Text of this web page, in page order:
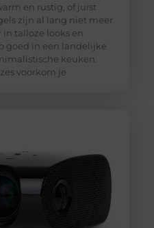
en rustig, of juist
zijn al lang niet meer
in talloze looks en
goed in een landelijke
keuken.
voorkom je